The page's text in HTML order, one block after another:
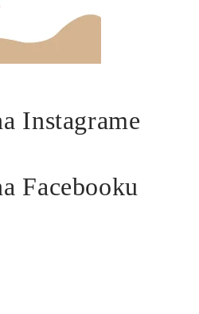
Instagrame
Facebooku